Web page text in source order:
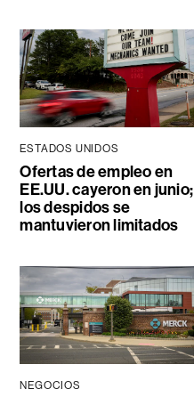
ESTADOS UNIDOS
Ofertas de empleo en
EE.UU. cayeron en junio;
los despidos se
mantuvieron limitados
NEGOCIOS